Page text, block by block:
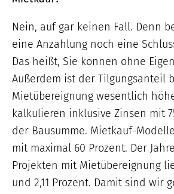
Nein, auf gar keinen Fall. Denn
eine Anzahlung noch eine
Das heißt, Sie können ohne
Außerdem ist der Tilgungsanteil
Mietübereignung wesentlich
kalkulieren inklusive Zinsen mit
der Bausumme. Mietkauf-
mit maximal 60 Prozent. Der
Projekten mit Mietübereignung
und 2,11 Prozent. Damit sind wir